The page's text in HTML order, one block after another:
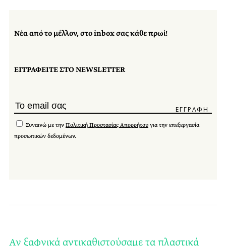
Νέα από το μέλλον, στο inbox σας κάθε πρωί!
ΕΓΓΡΑΦΕΙΤΕ ΣΤΟ NEWSLETTER
Συναινώ με την Πολιτική Προστασίας Απορρήτου για την επεξεργασία
προσωπικών δεδομένων.
Αν ξαφνικά αντικαθιστούσαμε τα πλαστικά